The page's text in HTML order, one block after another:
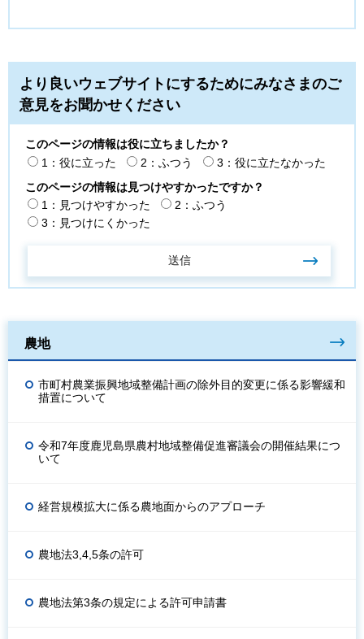
より良いウェブサイトにするためにみなさまのご
意見をお聞かせください
このページの情報は役に立ちましたか？
1：役に立った
2：ふつう
3：役に立たなかった
このページの情報は見つけやすかったですか？
1：見つけやすかった
2：ふつう
3：見つけにくかった
農地
市町村農業振興地域整備計画の除外目的変更に係る影響緩和
措置について
令和7年度鹿児島県農村地域整備促進審議会の開催結果につ
いて
経営規模拡大に係る農地面からのアプローチ
農地法3,4,5条の許可
農地法第3条の規定による許可申請書